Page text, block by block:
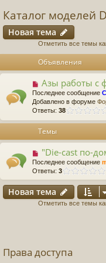
Каталог моделей
Новая тема
Отметить все темы
Объявления
Азы работы с
Последнее сообщение
Добавлено в форуме
Ответы: 38
Темы
"Die-cast по-
Последнее сообщение
Ответы: 3
Новая тема
Отметить все темы
Права доступа